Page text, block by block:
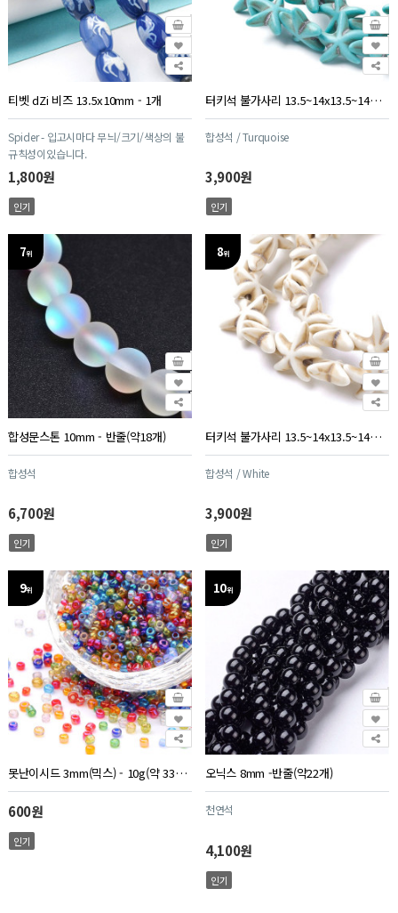
티벳 dZi 비즈 13.5x10mm - 1개
Spider - 입고시마다 무늬/크기/색상의 불
규칙성이있습니다.
1,800원
인기
터키석 불가사리 13.5~14x13.5~14mm - 1줄(약35개)
합성석 / Turquoise
3,900원
인기
합성문스톤 10mm - 반줄(약18개)
합성석
6,700원
인기
7위
터키석 불가사리 13.5~14x13.5~14mm - 1줄(약35개)
합성석 / White
3,900원
인기
8위
못난이시드 3mm(믹스) - 10g(약 330개)
600원
인기
9위
오닉스 8mm -반줄(약22개)
천연석
4,100원
인기
10위